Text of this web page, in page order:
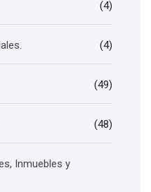
(4)
(4)
(49)
(48)
Inmuebles y